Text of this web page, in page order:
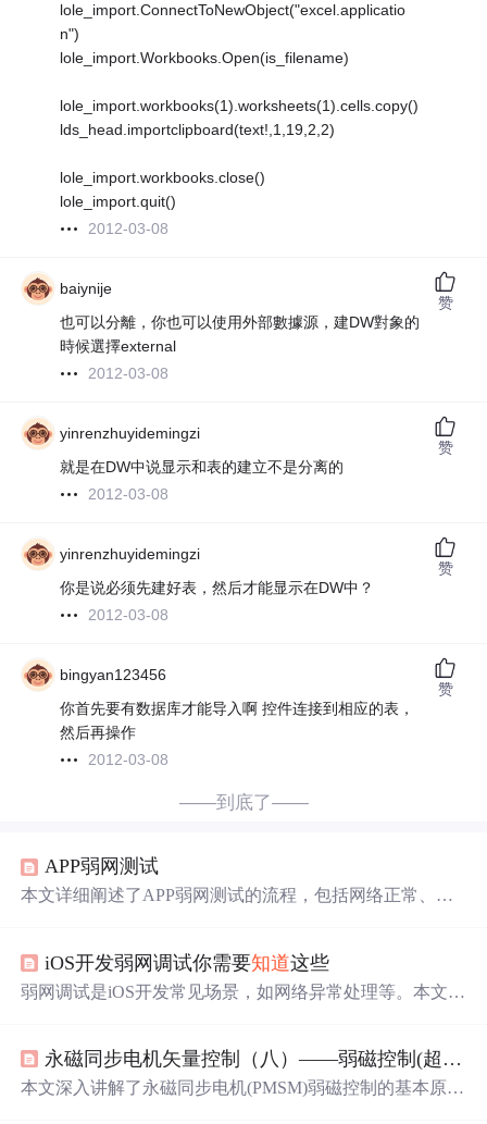
lole_import.ConnectToNewObject("excel.applicatio
n")
lole_import.Workbooks.Open(is_filename)
lole_import.workbooks(1).worksheets(1).cells.copy()
lds_head.importclipboard(text!,1,19,2,2)
lole_import.workbooks.close()
lole_import.quit()
2012-03-08
baiynije
也可以分離，你也可以使用外部數據源，建DW對象的
時候選擇external
2012-03-08
赞
yinrenzhuyidemingzi
就是在DW中说显示和表的建立不是分离的
2012-03-08
赞
yinrenzhuyidemingzi
你是说必须先建好表，然后才能显示在DW中？
2012-03-08
赞
bingyan123456
你首先要有数据库才能导入啊 控件连接到相应的表，
然后再操作
2012-03-08
赞
——到底了——
APP弱网测试
本文详细阐述了APP弱网测试的流程，包括网络正常、无
时处理、请求堆积、数据丢失等方面，并提到了Charles等
工具用于模拟慢速网络。弱网测试旨在确保在各种网络条
iOS开发弱网调试你需要知道这些
弱网调试是iOS开发常见场景，如网络异常处理等。本文介
有两种，一是用Charles，二是在Mac上安装Network Link C
onditioner工具。
永磁同步电机矢量控制（八）——弱磁控制(超前角弱磁)
本文深入讲解了永磁同步电机(PMSM)弱磁控制的基本原理